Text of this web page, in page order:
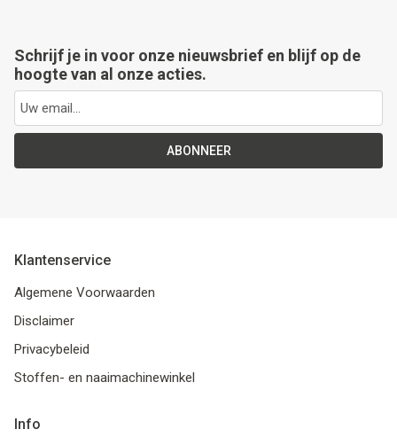
Schrijf je in voor onze nieuwsbrief en blijf op de
hoogte van al onze acties.
ABONNEER
Klantenservice
Algemene Voorwaarden
Disclaimer
Privacybeleid
Stoffen- en naaimachinewinkel
Info